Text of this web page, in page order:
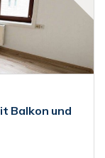
Balkon und